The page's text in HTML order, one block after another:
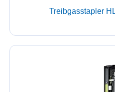
Treibgasstapler